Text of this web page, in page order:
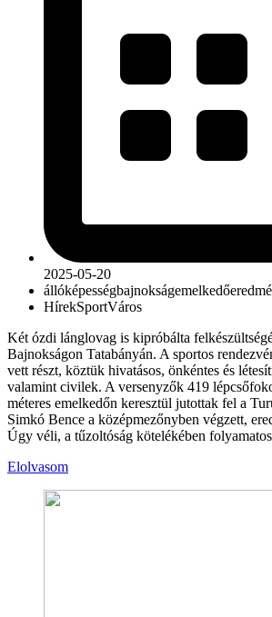
2025-05-20
állóképességbajnokságemelkedő
HírekSportVáros
Két ózdi lánglovag is kipróbálta
Bajnokságon Tatabányán. A sportos
vett részt, köztük hivatásos, önkéntes és
valamint civilek. A versenyzők 419
méteres emelkedőn keresztül jutottak fel a
Simkó Bence a középmezőnyben végzett,
Úgy véli, a tűzoltóság kötelékében
Elolvasom